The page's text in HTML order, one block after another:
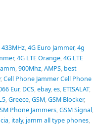
433MHz,4G Euro Jammer,4g
,4G LTE Orange,4G LTE
,900Mhz,AMPS, best
,Cell Phone Jammer Cell Phone
Eur, DCS,ebay,es, ETISALAT,
,Greece,GSM,GSM Blocker,
Phone Jammers,GSM Signal,
, italy, jamm all type phones,